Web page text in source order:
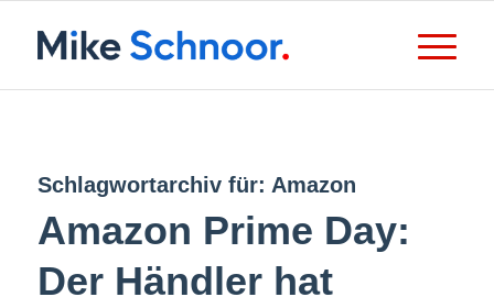
Schlagwortarchiv für: Amazon
Amazon Prime Day:
Der Händler hat